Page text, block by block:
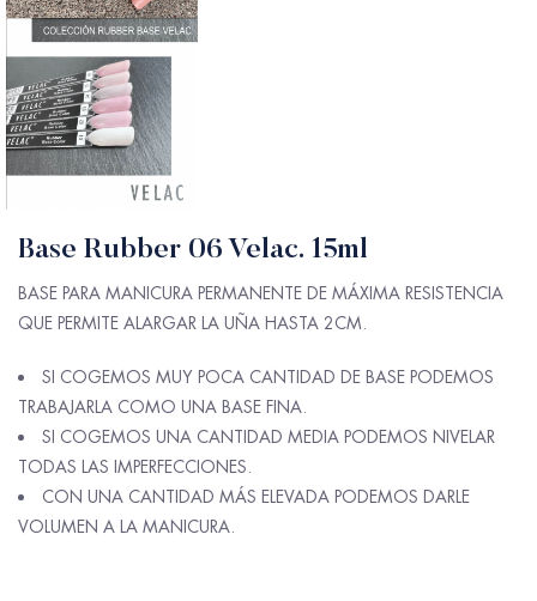
Base Rubber 06 Velac. 15ml
BASE PARA MANICURA PERMANENTE DE MÁXIMA RESISTENCIA
QUE PERMITE ALARGAR LA UÑA HASTA 2CM.
SI COGEMOS MUY POCA CANTIDAD DE BASE PODEMOS
TRABAJARLA COMO UNA BASE FINA.
SI COGEMOS UNA CANTIDAD MEDIA PODEMOS NIVELAR
TODAS LAS IMPERFECCIONES.
CON UNA CANTIDAD MÁS ELEVADA PODEMOS DARLE
VOLUMEN A LA MANICURA.